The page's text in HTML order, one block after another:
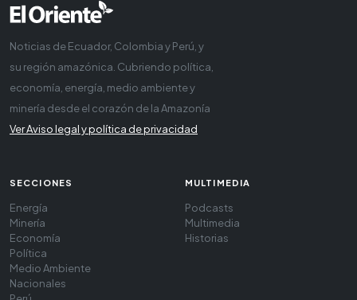
Noticias de Ecuador, Colombia y Perú, y
su región amazónica. Cubriendo política,
economía, energía, medio ambiente y
minería desde el corazón de la Amazonía
Ver Aviso legal y política de privacidad
SECCIONES
Energía
Minería
Economía
Política
Medio Ambiente
Nacionales
MULTIMEDIA
Podcasts
Multimedia
Historias